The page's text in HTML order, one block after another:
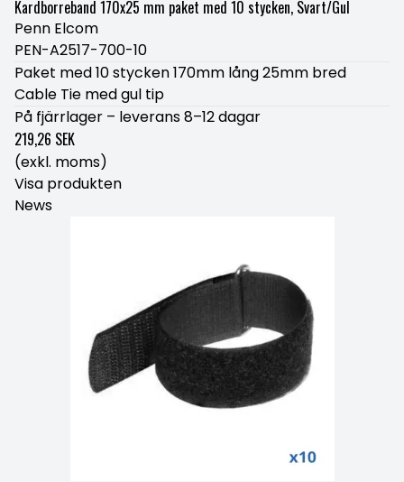
Kardborreband 170x25 mm paket med 10 stycken, Svart/Gul
Penn Elcom
PEN-A2517-700-10
Paket med 10 stycken 170mm lång 25mm bred
Cable Tie med gul tip
På fjärrlager – leverans 8–12 dagar
219,26 SEK
(exkl. moms)
Visa produkten
News